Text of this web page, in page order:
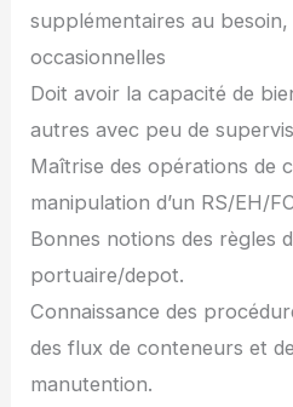
supplémentaires au besoin,
occasionnelles
Doit avoir la capacité de
autres avec peu de
Maîtrise des opérations de
manipulation d’un RS/EH/
Bonnes notions des règles
portuaire/depot.
Connaissance des
des flux de conteneurs et
manutention.